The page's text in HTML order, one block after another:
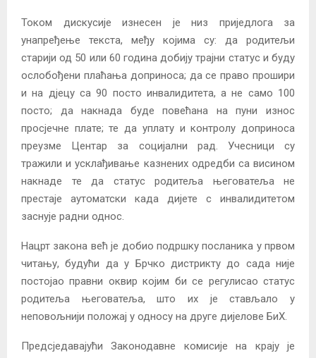
Током дискусије изнесен је низ приједлога за
унапређење текста, међу којима су: да родитељи
старији од 50 или 60 година добију трајни статус и буду
ослобођени плаћања доприноса; да се право прошири
и на дјецу са 90 посто инвалидитета, а не само 100
посто; да накнада буде повећана на пуни износ
просјечне плате; те да уплату и контролу доприноса
преузме Центар за социјални рад. Учесници су
тражили и усклађивање казнених одредби са висином
накнаде те да статус родитеља његоватеља не
престаје аутоматски када дијете с инвалидитетом
заснује радни однос.
Нацрт закона већ је добио подршку посланика у првом
читању, будући да у Брчко дистрикту до сада није
постојао правни оквир којим би се регулисао статус
родитеља његоватеља, што их је стављало у
неповољнији положај у односу на друге дијелове БиХ.
Предсједавајући Законодавне комисије на крају је